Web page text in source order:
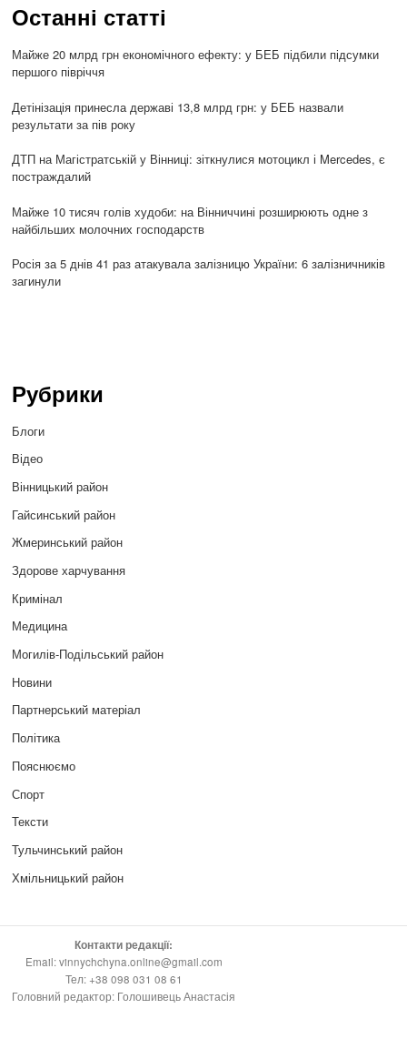
Останні статті
Майже 20 млрд грн економічного ефекту: у БЕБ підбили підсумки
першого півріччя
Детінізація принесла державі 13,8 млрд грн: у БЕБ назвали
результати за пів року
ДТП на Магістратській у Вінниці: зіткнулися мотоцикл і Mercedes, є
постраждалий
Майже 10 тисяч голів худоби: на Вінниччині розширюють одне з
найбільших молочних господарств
Росія за 5 днів 41 раз атакувала залізницю України: 6 залізничників
загинули
Рубрики
Блоги
Відео
Вінницький район
Гайсинський район
Жмеринський район
Здорове харчування
Кримінал
Медицина
Могилів-Подільський район
Новини
Партнерський матеріал
Політика
Пояснюємо
Спорт
Тексти
Тульчинський район
Хмільницький район
Контакти редакції:
Email: vinnychchyna.online@gmail.com
Тел: +38 098 031 08 61
Головний редактор: Голошивець Анастасія